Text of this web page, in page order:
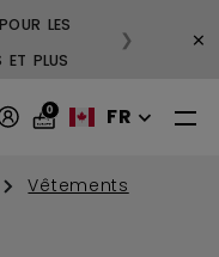
LES
PLUS
❯ ×
0 FR
Vêtements